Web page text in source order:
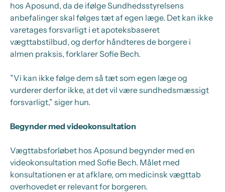
hos Aposund, da de ifølge Sundhedsstyrelsens
anbefalinger skal følges tæt af egen læge. Det kan ikke
varetages forsvarligt i et apoteksbaseret
vægttabstilbud, og derfor håndteres de borgere i
almen praksis, forklarer Sofie Bech.
”Vi kan ikke følge dem så tæt som egen læge og
vurderer derfor ikke, at det vil være sundhedsmæssigt
forsvarligt,” siger hun.
Begynder med videokonsultation
Vægttabsforløbet hos Aposund begynder med en
videokonsultation med Sofie Bech. Målet med
konsultationen er at afklare, om medicinsk vægttab
overhovedet er relevant for borgeren.